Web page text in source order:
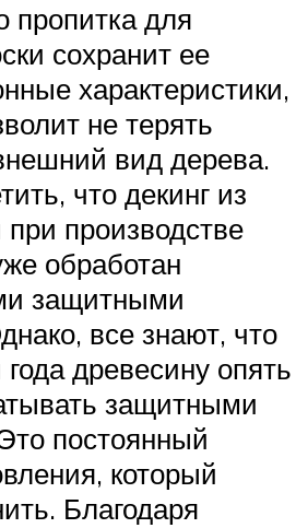
пропитка для
сохранит ее
характеристики,
не терять
вид дерева.
что декинг из
производстве
обработан
защитными
все знают, что
древесину опять
защитными
постоянный
который
Благодаря